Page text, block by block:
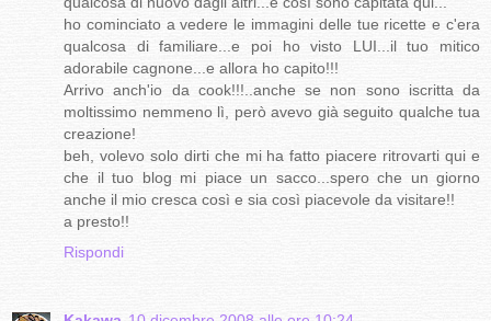
ho cominciato a vedere le immagini delle tue ricette e c'era
qualcosa di familiare...e poi ho visto LUI...il tuo mitico
adorabile cagnone...e allora ho capito!!!
Arrivo anch'io da cook!!!..anche se non sono iscritta da
moltissimo nemmeno lì, però avevo già seguito qualche tua
creazione!
beh, volevo solo dirti che mi ha fatto piacere ritrovarti qui e
che il tuo blog mi piace un sacco...spero che un giorno
anche il mio cresca così e sia così piacevole da visitare!!
a presto!!
Rispondi